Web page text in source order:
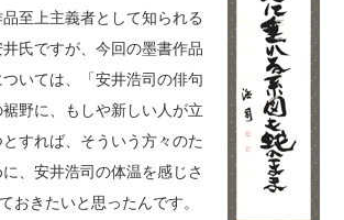
至上主義者として知られる
氏ですが、今回の墨書作品
ついては、「安井浩司の俳句
野に、もしや新しい人が立
すれば、そういう方々のた
、安井浩司の体温を感じさ
おきたいと思ったんです。